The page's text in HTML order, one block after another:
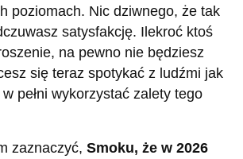
poziomach. Nic dziwnego, że tak
satysfakcję. Ilekroć ktoś
na pewno nie będziesz
się teraz spotykać z ludźmi jak
pełni wykorzystać zalety tego
zaznaczyć, Smoku, że w 2026